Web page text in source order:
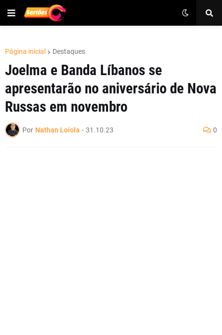
Página inicial Destaques
Joelma e Banda Líbanos se
apresentarão no aniversário de Nova
Russas em novembro
Por Nathan Loiola - 31.10.23 0